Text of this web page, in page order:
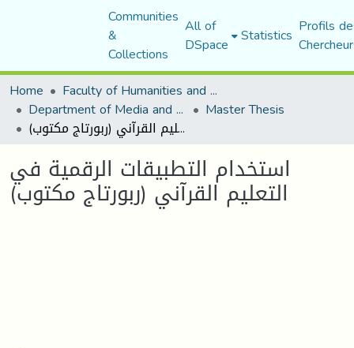
Communities
&
Collections
All of
DSpace Statistics Profils
Home
Faculty of Humanities and Social Sciences
Department of Media and Communication Studies Master Thesis
استخدام التطبيقات الرقمية في التعليم القرآني (ربورتاج مكتوب)
استخدام التطبيقات الرقمية في
التعليم القرآني (ربورتاج مكتوب)